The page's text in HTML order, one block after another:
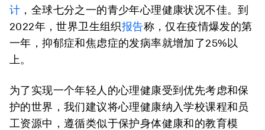
计 ，全球七分之一的青少年心理健康状况不佳。到
2022年，世界卫生组织报告称，仅在疫情爆发的第
一年，抑郁症和焦虑症的发病率就增加了25%以
上。
为了实现一个年轻人的心理健康受到优先考虑和保
护的世界，我们建议将心理健康纳入学校课程和员
工资源中，遵循类似于保护身体健康和的教育模